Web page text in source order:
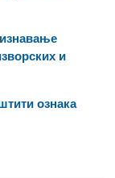
и
ознака